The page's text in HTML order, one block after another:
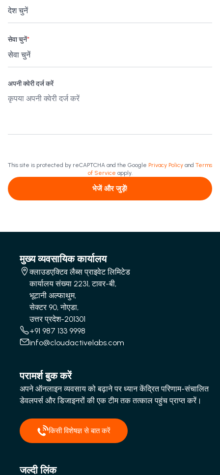
सेवा चुनें*
अपनी क्वेरी दर्ज करें
This site is protected by reCAPTCHA and the Google Privacy Policy and Terms
of Service apply.
भेजें और जुड़ें!
मुख्य व्यवसायिक कार्यालय
क्लाउडएक्टिव लैब्स प्राइवेट लिमिटेड
कार्यालय संख्या 2231, टावर-बी,
भूटानी अल्फाथुम,
सेक्टर 90, नोएडा,
उत्तर प्रदेश-201301
+91 987 133 9998
info@cloudactivelabs.com
परामर्श बुक करें
अपने ऑनलाइन व्यवसाय को बढ़ाने पर ध्यान केंद्रित परिणाम-संचालित
डेवलपर्स और डिजाइनरों की एक टीम तक तत्काल पहुंच प्राप्त करें।
किसी विशेषज्ञ से बात करें
जल्दी लिंक